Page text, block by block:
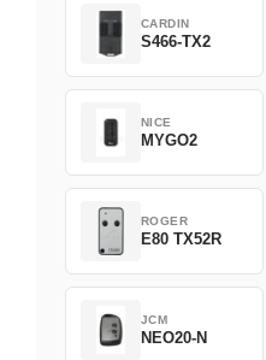
CARDIN
S466-TX2
NICE
MYGO2
ROGER
E80 TX52R
JCM
NEO20-N